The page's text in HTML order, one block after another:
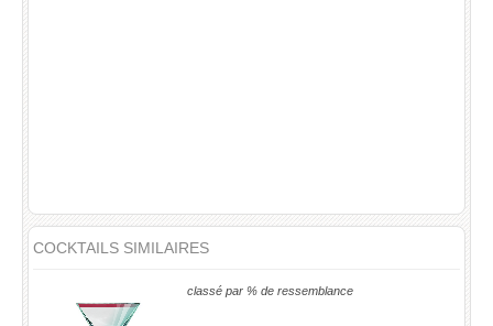
COCKTAILS SIMILAIRES
classé par % de ressemblance